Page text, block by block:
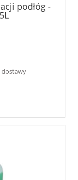
podłóg -
dostawy